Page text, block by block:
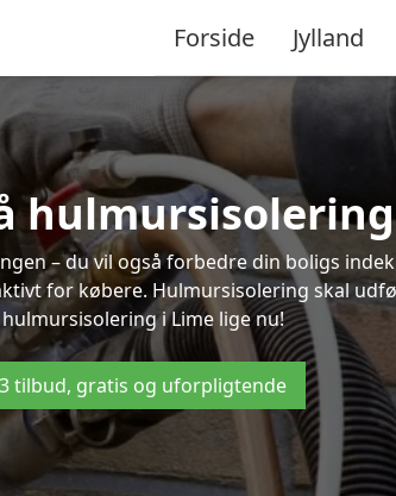
Forside Jylland
– du vil også forbedre din boligs
for købere. Hulmursisolering skal
i Lime lige nu!
tilbud, gratis og uforpligtende